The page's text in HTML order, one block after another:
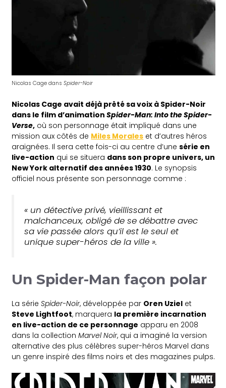
Nicolas Cage dansSpider-Noir
Nicolas Cage avait déjà prêté sa voix à Spider-Noir
dans le film d’animationSpider-Man: Into the Spider-
Verse, où son personnage était impliqué dans une
mission aux côtés de Miles Morales et d’autres héros
araignées. Il sera cette fois-ci au centre d’unesérie en
live-action qui se situera dans son propre univers, un
New York alternatif des années 1930. Le synopsis
officiel nous présente son personnage comme :
« un détective privé, vieillissant et
malchanceux, obligé de se débattre avec
sa vie passée alors qu’il est le seul et
unique super-héros de la ville ».
Un Spider-Man façon polar
La sérieSpider-Noir, développée par Oren Uziel et
Steve Lightfoot, marquera la première incarnation
en live-action de ce personnage apparu en 2008
dans la collectionMarvel Noir, qui a imaginé la version
alternative des plus célèbres super-héros Marvel dans
un genre inspiré des films noirs et des magazines pulps.